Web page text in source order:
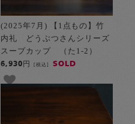
(2025年7月) 【1点もの】竹
内礼 どうぶつさんシリーズ
スープカップ （た1-2）
6,930円 [税込] SOLD